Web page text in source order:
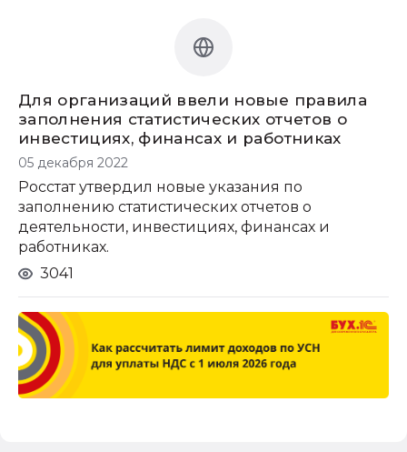
Для организаций ввели новые правила
заполнения статистических отчетов о
инвестициях, финансах и работниках
05 декабря 2022
Росстат утвердил новые указания по
заполнению статистических отчетов о
деятельности, инвестициях, финансах и
работниках.
3041